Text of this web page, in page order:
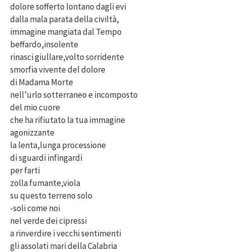
dolore sofferto lontano dagli evi
dalla mala parata della civiltà,
immagine mangiata dal Tempo
beffardo,insolente
rinasci giullare,volto sorridente
smorfia vivente del dolore
di Madama Morte
nell’urlo sotterraneo e incomposto
del mio cuore
che ha rifiutato la tua immagine
agonizzante
la lenta,lunga processione
di sguardi infingardi
per farti
zolla fumante,viola
su questo terreno solo
-soli come noi
nel verde dei cipressi
a rinverdire i vecchi sentimenti
gli assolati mari della Calabria